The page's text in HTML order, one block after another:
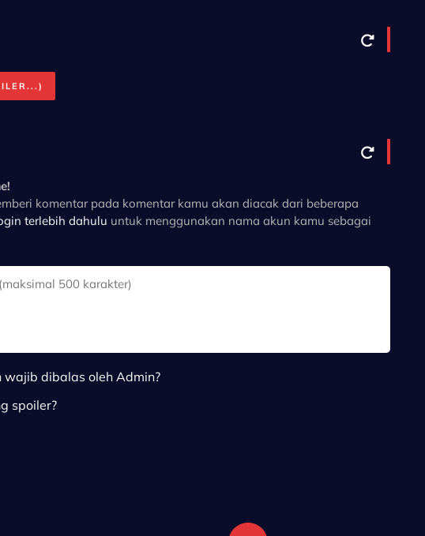
komentar pada komentar kamu akan diacak dari beberapa
terlebih dahulu untuk menggunakan nama akun kamu sebagai
dibalas oleh Admin?
spoiler?